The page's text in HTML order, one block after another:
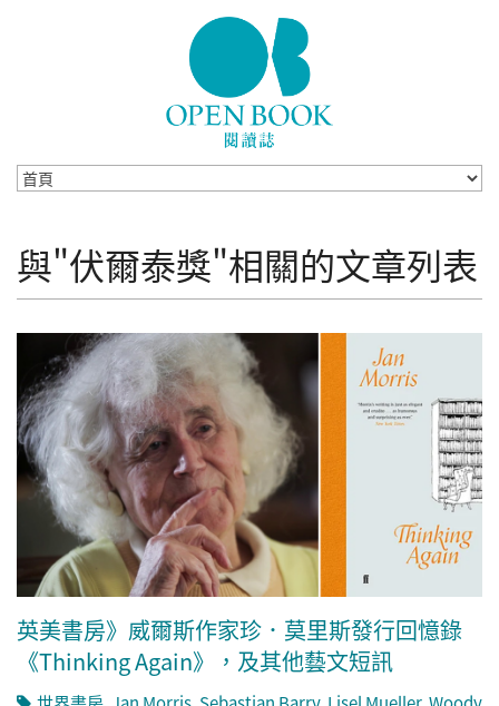
與"伏爾泰獎"相關的文章列表
英美書房》威爾斯作家珍．莫里斯發行回憶錄
《Thinking Again》，及其他藝文短訊